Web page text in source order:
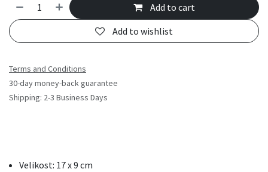
Add to cart
Add to wishlist
Terms and Conditions
30-day money-back guarantee
Shipping: 2-3 Business Days
Velikost: 17 x 9 cm